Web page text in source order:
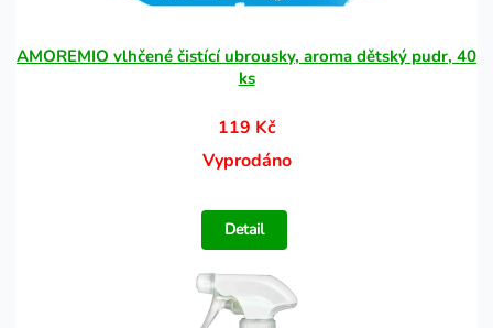
AMOREMIO vlhčené čistící ubrousky, aroma dětský pudr, 40
ks
119 Kč
Vyprodáno
Detail